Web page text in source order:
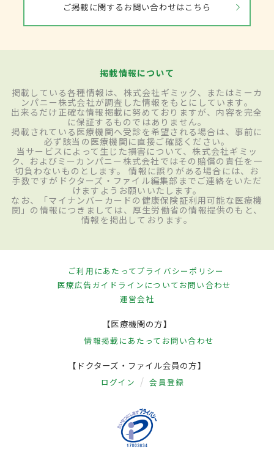
ご掲載に関するお問い合わせはこちら
掲載情報について
掲載している各種情報は、株式会社ギミック、またはミーカ
ンパニー株式会社が調査した情報をもとにしています。
出来るだけ正確な情報掲載に努めておりますが、内容を完全
に保証するものではありません。
掲載されている医療機関へ受診を希望される場合は、事前に
必ず該当の医療機関に直接ご確認ください。
当サービスによって生じた損害について、株式会社ギミッ
ク、およびミーカンパニー株式会社ではその賠償の責任を一
切負わないものとします。 情報に誤りがある場合には、お
手数ですがドクターズ・ファイル編集部までご連絡をいただ
けますようお願いいたします。
なお、「マイナンバーカードの健康保険証利用可能な医療機
関」の情報につきましては、厚生労働省の情報提供のもと、
情報を掲出しております。
ご利用にあたってプライバシーポリシー
医療広告ガイドラインについてお問い合わせ
運営会社
【医療機関の方】
情報掲載にあたって お問い合わせ
【ドクターズ・ファイル会員の方】
ログイン 会員登録